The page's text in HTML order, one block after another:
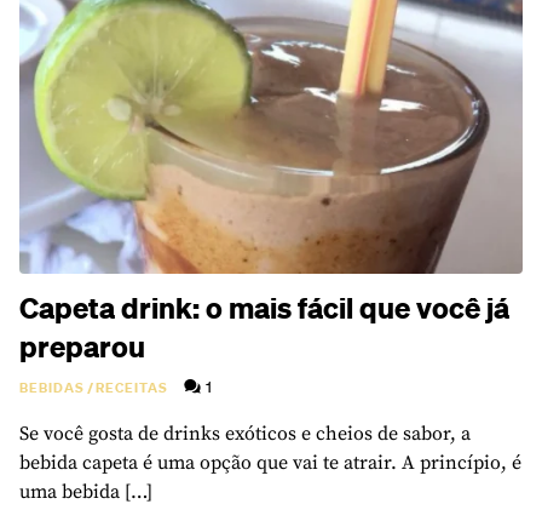
Capeta drink: o mais fácil que você já
preparou
BEBIDAS/RECEITAS 1
Se você gosta de drinks exóticos e cheios de sabor, a
bebida capeta é uma opção que vai te atrair. A princípio, é
uma bebida […]